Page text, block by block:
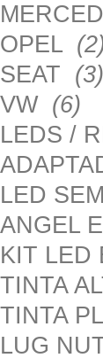
OPEL
SEAT (3)
VW (6)
LEDS /
LED
ANGEL
KIT LED
TINTA
TINTA
LUG